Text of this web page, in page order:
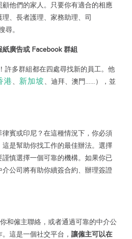
他們的家人。只要你有適合的相應
、長者護理、家務助理、司
尋。
紙廣告或 Facebook群組
許多群組都在四處尋找新的員工。他
港、 新加坡、迪拜、澳門……），並
賓或印尼？在這種情況下，你必須
是幫助你找工作的最佳辦法。選擇
慎選擇一個可靠的機構。如果你已
公司將有助你續簽合約、辦理簽證
和僱主聯絡，或者通過可靠的中介公
這是一個社交平台， 讓僱主可以在